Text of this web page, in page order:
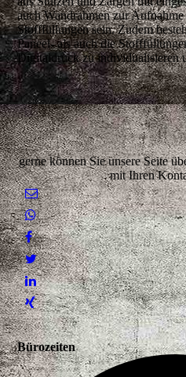
auch Wandrahmen zur
Stofffüllungen sein. Zudem
Paneel- als auch die
Digitaldruck zu
gerne können Sie unsere Seite
mit Ihren
Bürozeiten